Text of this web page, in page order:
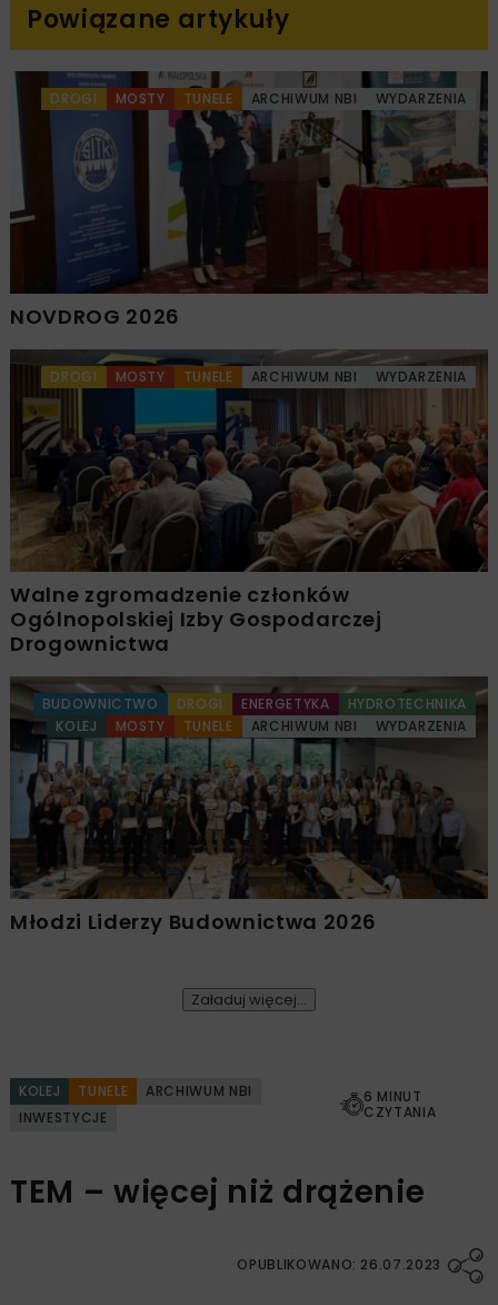
Powiązane artykuły
DROGI MOSTY TUNELE ARCHIWUM NBI WYDARZENIA
NOVDROG 2026
DROGI MOSTY TUNELE ARCHIWUM NBI WYDARZENIA
Walne zgromadzenie członków
Ogólnopolskiej Izby Gospodarczej
Drogownictwa
BUDOWNICTWO DROGI ENERGETYKA
HYDROTECHNIKA
KOLEJ
MOSTY TUNELE ARCHIWUM NBI WYDARZENIA
Młodzi Liderzy Budownictwa 2026
Załaduj więcej...
KOLEJ TUNELE
ARCHIWUM NBI
INWESTYCJE
6 MINUT
CZYTANIA
TEM – więcej niż drążenie
OPUBLIKOWANO: 26.07.2023